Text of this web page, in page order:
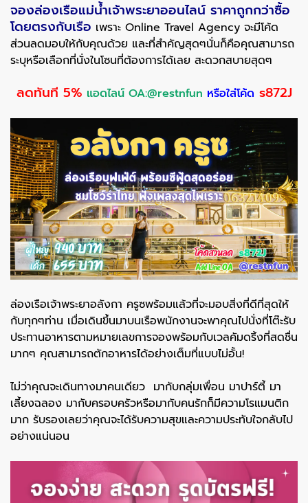
จองล่องเรือแม่น้ำเจ้าพระยาออนไลน์ ราคาถูกกว่าซื้อ
โดยตรงกับเรือ เพราะ Online Travel Agency จะมีโค้ด
ส่วนลดมอบให้กับคุณด้วย และที่สำคัญสุดๆนั่นก็คือคุณสามารถ
ระบุหรือเลือกที่นั่งในโซนที่ต้องการได้เลย สะดวกสบายสุดๆ
ลดทันที 5% แอดไลน์ OA:@restnfun หรือใส่โค้ด s872J
ล่องเรือเจ้าพระยาอลังกา ครูซพร้อมแล้วที่จะมอบสิ่งที่ดีที่สุดให้
กับทุกๆท่าน เมื่อเดินขึ้นมาบนเรือพนักงานจะพาคุณไปนั่งที่โต๊ะรับ
ประทานอาหารตามหมายเลขการจองพร้อมกับเวลคัมดริ้งที่สดชื่น
มากๆ คุณสามารถตักอาหารได้อย่างเต็มที่แบบไม่อั้น!
ไม่ว่าคุณจะเดินทางมาคนเดียว มากับกลุ่มเพื่อน มาปาร์ตี้ มา
เลี้ยงฉลอง มากับครอบครัวหรือมากับคนรักก็มีความโรแมนติก
มาก รับรองเลยว่าคุณจะได้รับความสุขและความประทับใจกลับไป
อย่างแน่นอน